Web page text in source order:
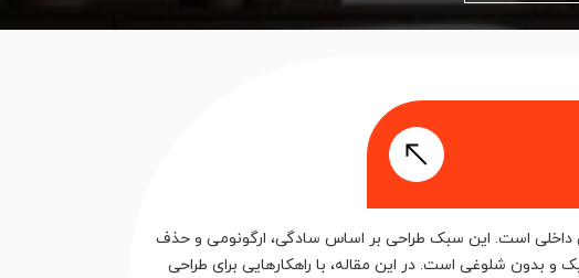
داخلی است. این سبک طراحی بر اساس سادگی، ارگونومی و حذف
شلوغی است. در این مقاله، با راهکارهایی برای طراحی